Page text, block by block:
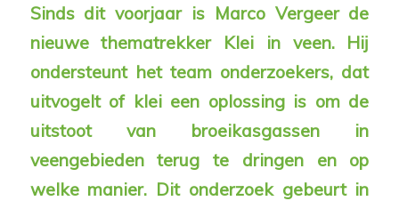
Sinds dit voorjaar is Marco Vergeer de
nieuwe thematrekker Klei in veen. Hij
ondersteunt het team onderzoekers, dat
uitvogelt of klei een oplossing is om de
uitstoot van broeikasgassen in
veengebieden terug te dringen en op
welke manier. Dit onderzoek gebeurt in